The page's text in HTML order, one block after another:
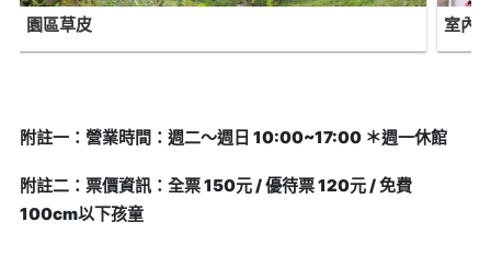
園區草皮 室內
附註一：營業時間：週二～週日 10:00~17:00 ＊週一休館
附註二：票價資訊：全票 150元 / 優待票 120元 / 免費
100cm以下孩童